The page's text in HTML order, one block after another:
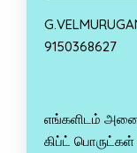
9150368627
எங்களிடம்
கிப்ட்